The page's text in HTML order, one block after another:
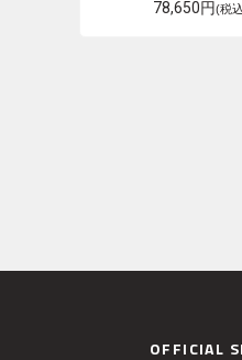
78,650円(税
OFFICIAL